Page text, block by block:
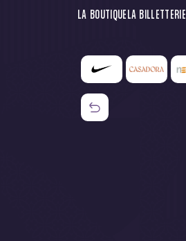
LA BOUTIQUELA BILLETTERIE